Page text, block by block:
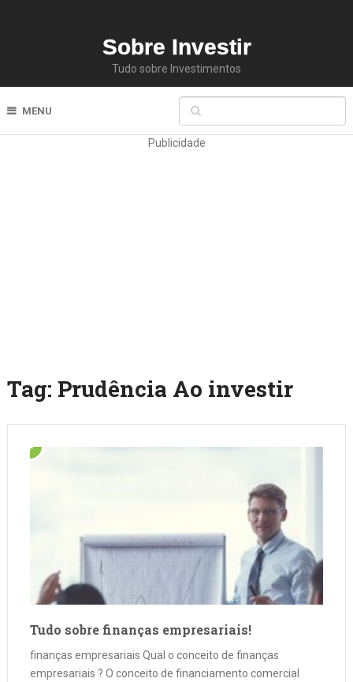
Sobre Investir
Tudo sobre Investimentos
MENU
Publicidade
Tag: Prudência Ao investir
Tudo sobre finanças empresariais!
finanças empresariais Qual o conceito de finanças
empresariais ? O conceito de financiamento comercial